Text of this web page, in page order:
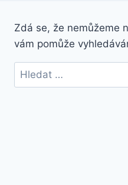
Zdá se, že nemůžeme
vám pomůže
Vyhledávání